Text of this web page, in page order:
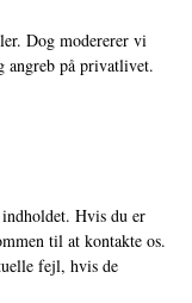
Dog modererer vi
angreb på privatlivet.
Hvis du er
til at kontakte os.
fejl, hvis de